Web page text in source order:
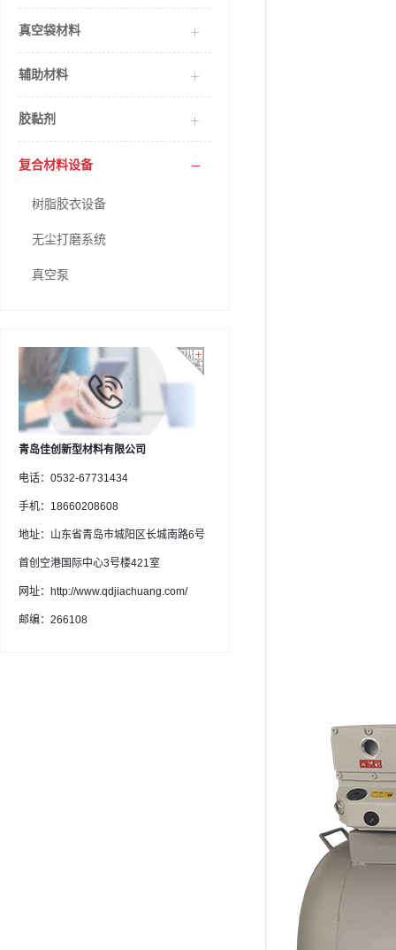
真空袋材料
辅助材料
胶黏剂
复合材料设备
树脂胶衣设备
无尘打磨系统
真空泵
青岛佳创新型材料有限公司
电话：0532-67731434
手机：18660208608
地址：山东省青岛市城阳区长城南路6号
首创空港国际中心3号楼421室
网址：http://www.qdjiachuang.com/
邮编：266108